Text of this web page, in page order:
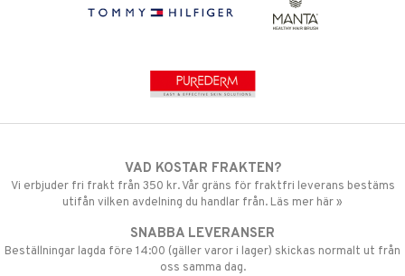
VAD KOSTAR FRAKTEN?
Vi erbjuder fri frakt från 350 kr. Vår gräns för fraktfri leverans bestäms
utifån vilken avdelning du handlar från. Läs mer här »
SNABBA LEVERANSER
Beställningar lagda före 14:00 (gäller varor i lager) skickas normalt ut från
oss samma dag.